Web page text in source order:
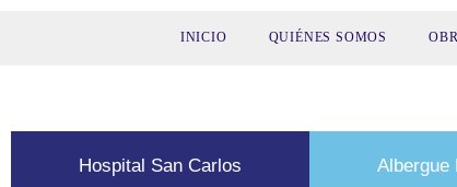
INICIO QUIÉNES SOMOS
Hospital San Carlos Albergue